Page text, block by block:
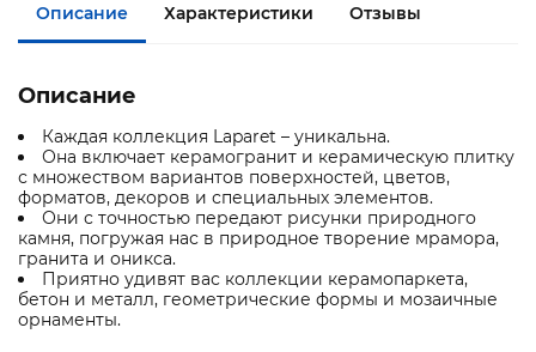
Описание Характеристики Отзывы
Описание
Каждая коллекция Laparet – уникальна.
Она включает керамогранит и керамическую плитку
с множеством вариантов поверхностей, цветов,
форматов, декоров и специальных элементов.
Они с точностью передают рисунки природного
камня, погружая нас в природное творение мрамора,
гранита и оникса.
Приятно удивят вас коллекции керамопаркета,
бетон и металл, геометрические формы и мозаичные
орнаменты.